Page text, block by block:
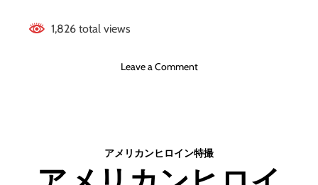
1,826 total views
Leave a Commento
ン
ヒ
アメリカンヒロイン特撮